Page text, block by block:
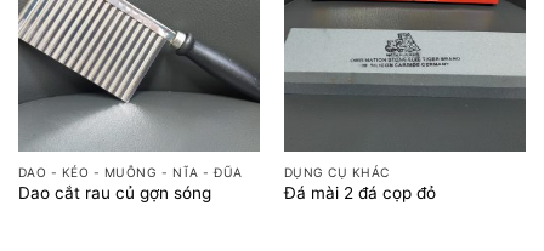
DAO - KÉO - MUỖNG - NĨA - ĐŨA
Dao cắt rau củ gợn sóng
DỤNG CỤ KHÁC
Đá mài 2 đá cọp đỏ